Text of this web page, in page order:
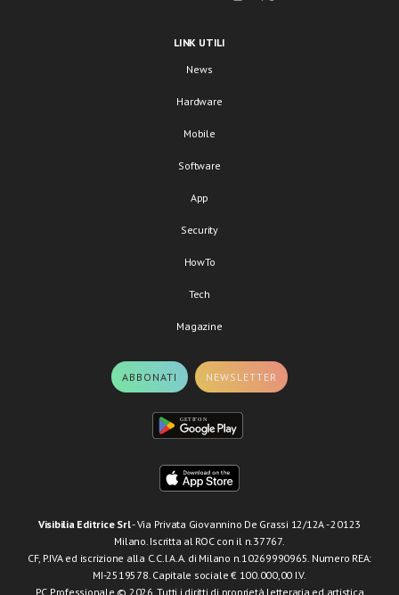
LINK UTILI
News
Hardware
Mobile
Software
App
Security
HowTo
Tech
Magazine
ABBONATI NEWSLETTER
Visibilia Editrice Srl- Via Privata Giovannino De Grassi 12/12A - 20123
Milano. Iscritta al ROC con il n.37767.
CF, P.IVA ed iscrizione alla C.C.I.A.A. di Milano n.10269990965. Numero REA:
MI-2519578. Capitale sociale € 100.000,00 I.V.
PC Professionale © 2026. Tutti i diritti di proprietà letteraria ed artistica